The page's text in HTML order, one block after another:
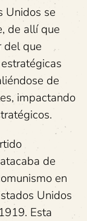
Unidos se
de allí que
del que
de
impactando
de
en
Unidos
Esta